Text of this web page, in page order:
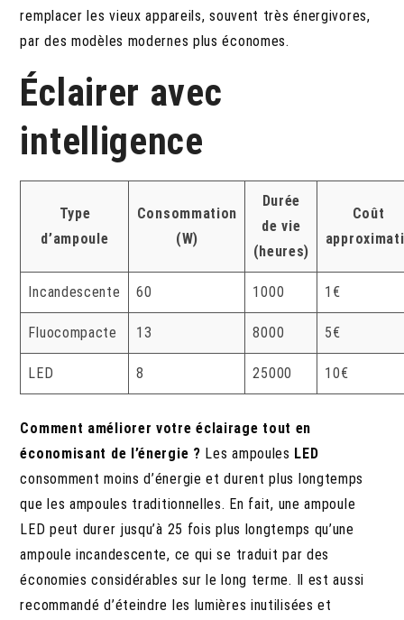
remplacer les vieux appareils, souvent très énergivores,
par des modèles modernes plus économes.
Éclairer avec
intelligence
Type
d’ampoule
Consommation
(W)
Durée
de vie
(heures)
Coût
Incandescente 60 1000 1€
Fluocompacte 13 8000 5€
LED 8 25000 10€
Comment améliorer votre éclairage tout en
économisant de l’énergie ? Les ampoules LED
consomment moins d’énergie et durent plus longtemps
que les ampoules traditionnelles. En fait, une ampoule
LED peut durer jusqu’à 25 fois plus longtemps qu’une
ampoule incandescente, ce qui se traduit par des
économies considérables sur le long terme. Il est aussi
recommandé d’éteindre les lumières inutilisées et